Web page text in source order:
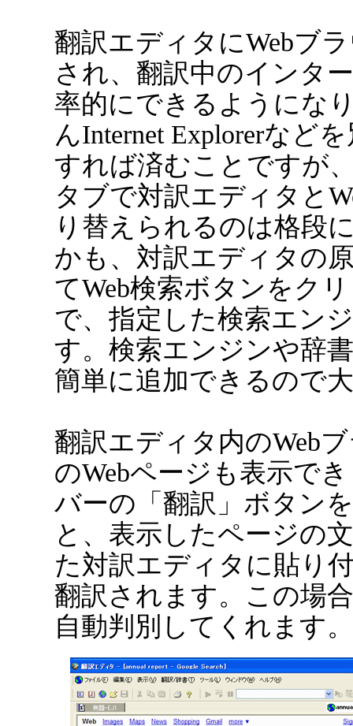
翻訳エディタにWebブ
され、翻訳中のインタ
率的にできるようにな
んInternet Explorerなど
すれば済むことですが
タブで対訳エディタと
り替えられるのは格段
かも、対訳エディタの
てWeb検索ボタンをク
で、指定した検索エン
す。検索エンジンや辞
簡単に追加できるので
翻訳エディタ内のWeb
のWebページも表示で
バーの「翻訳」ボタン
と、表示したページの
た対訳エディタに貼り
翻訳されます。この場
自動判別してくれます